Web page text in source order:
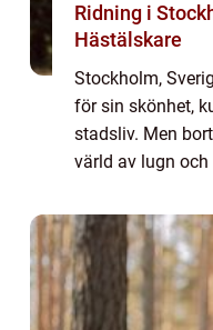
Ridning i
Hästälskare
Stockholm,
för sin skönhet,
stadsliv. Men
värld av lugn